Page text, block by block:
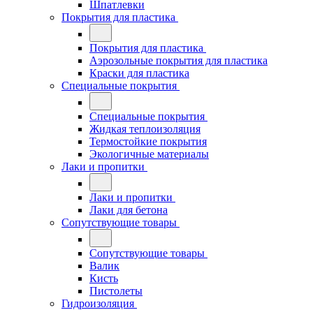
Шпатлевки
Покрытия для пластика
Покрытия для пластика
Аэрозольные покрытия для пластика
Краски для пластика
Специальные покрытия
Специальные покрытия
Жидкая теплоизоляция
Термостойкие покрытия
Экологичные материалы
Лаки и пропитки
Лаки и пропитки
Лаки для бетона
Сопутствующие товары
Сопутствующие товары
Валик
Кисть
Пистолеты
Гидроизоляция